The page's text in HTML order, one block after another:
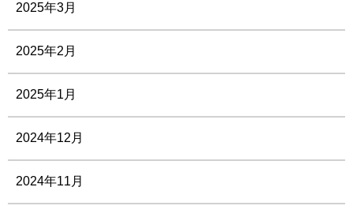
2025年3月
2025年2月
2025年1月
2024年12月
2024年11月